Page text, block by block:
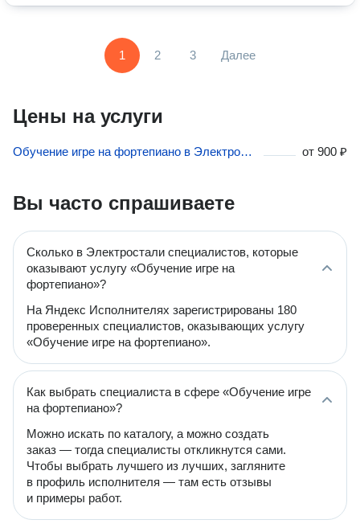
1 2 3 Далее
Цены на услуги
Обучение игре на фортепиано в Электростали от 900 ₽
Вы часто спрашиваете
Сколько в Электростали специалистов, которые
оказывают услугу «Обучение игре на
фортепиано»?
На Яндекс Исполнителях зарегистрированы 180
проверенных специалистов, оказывающих услугу
«Обучение игре на фортепиано».
Как выбрать специалиста в сфере «Обучение игре
на фортепиано»?
Можно искать по каталогу, а можно создать
заказ — тогда специалисты откликнутся сами.
Чтобы выбрать лучшего из лучших, загляните
в профиль исполнителя — там есть отзывы
и примеры работ.